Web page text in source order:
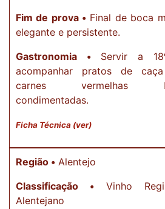
Fim de prova • Final de boca
elegante e persistente.
Gastronomia •Servir a
acompanhar pratos de
carnes vermelhas
condimentadas.
Ficha Técnica (ver)
Região • Alentejo
Classificação •Vinho
Alentejano